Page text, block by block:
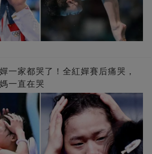
一家都哭了！全紅嬋賽后痛哭，
一直在哭